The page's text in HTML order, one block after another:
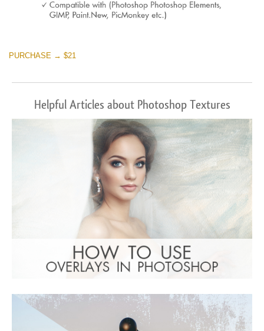
PURCHASE → $21
Helpful Articles about Photoshop Textures